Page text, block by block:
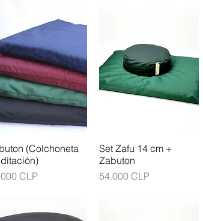
(Colchoneta
CLP
Set Zafu 14 cm +
Zabuton
Precio
54.000 CLP